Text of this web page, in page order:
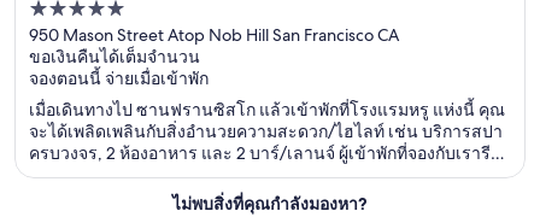
5
out
of
5
950 Mason Street Atop Nob Hill San Francisco CA
ขอเงินคืนได้เต็มจำนวน
จองตอนนี้ จ่ายเมื่อเข้าพัก
เมื่อเดินทางไป ซานฟรานซิสโก แล้วเข้าพักที่โรงแรมหรู แห่งนี้ คุณ
จะได้เพลิดเพลินกับสิ่งอำนวยความสะดวก/ไฮไลท์ เช่น บริการสปา
ครบวงจร, 2 ห้องอาหาร และ 2 บาร์/เลานจ์ ผู้เข้าพักที่จองกับเรารีวิว
ว่าชอบพนักงานเป็นพิเศษ ที่เที่ยวยอดนิยมในบริเวณใกล้เคียง ได้แก่
Lombard Street และ เพียร์ 39ไม่พบสิ่งที่คุณกำลังมองหา?